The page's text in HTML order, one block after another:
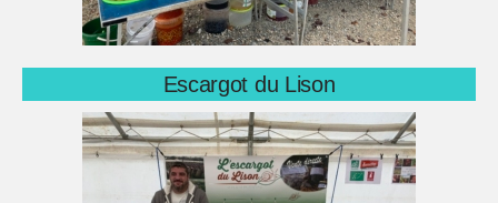
Escargot du Lison